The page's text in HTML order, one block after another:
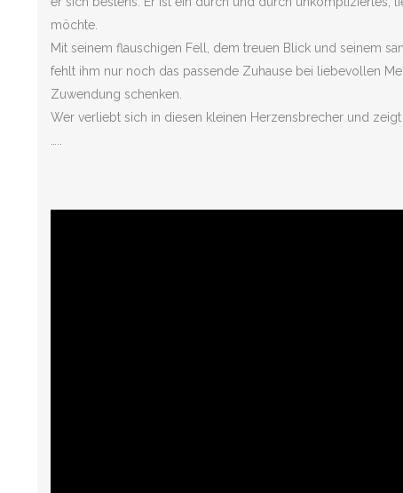
möchte.
Mit seinem flauschigen Fell, dem treuen Blick und seinem
fehlt ihm nur noch das passende Zuhause bei liebevollen
Zuwendung schenken.
Wer verliebt sich in diesen kleinen Herzensbrecher und